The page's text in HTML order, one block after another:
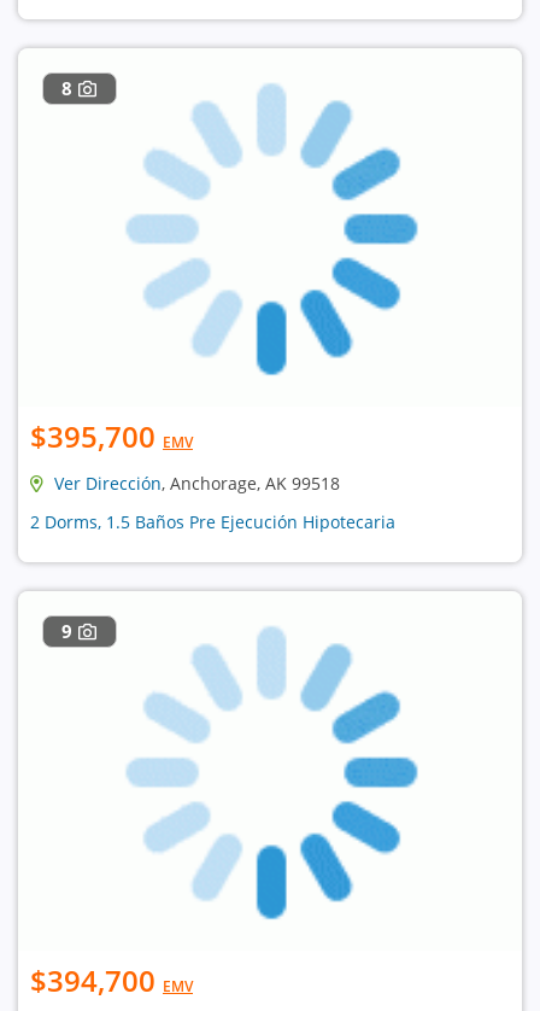
8
$395,700 EMV
Ver Dirección, Anchorage, AK 99518
2 Dorms, 1.5 Baños Pre Ejecución Hipotecaria
9
$394,700 EMV